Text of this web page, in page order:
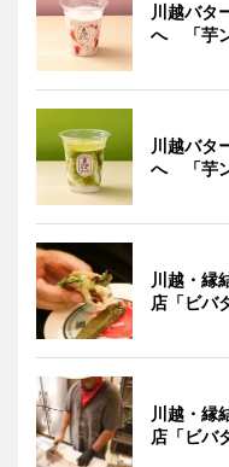
川越バタ
へ 「芋
川越バタ
へ 「芋
川越・縁
店「ビバ
川越・縁
店「ビバ